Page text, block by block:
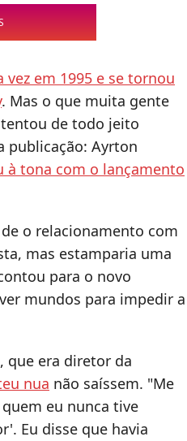
em 1995 e se tornou
. Mas o que muita gente
tentou de todo jeito
publicação: Ayrton
à tona com o lançamento
o relacionamento com
mas estamparia uma
para o novo
mundos para impedir a
que era diretor da
nua não saíssem. "Me
eu nunca tive
Eu disse que havia